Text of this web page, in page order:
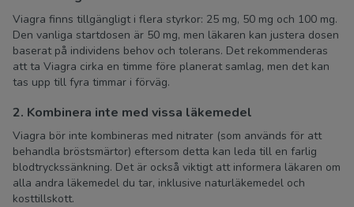
Viagra finns tillgängligt i flera styrkor: 25 mg, 50 mg och 100 mg.
Den vanliga startdosen är 50 mg, men läkaren kan justera dosen
baserat på individens behov och tolerans. Det rekommenderas
att ta Viagra cirka en timme före planerat samlag, men det kan
tas upp till fyra timmar i förväg.
2. Kombinera inte med vissa läkemedel
Viagra bör inte kombineras med nitrater (som används för att
behandla bröstsmärtor) eftersom detta kan leda till en farlig
blodtryckssänkning. Det är också viktigt att informera läkaren om
alla andra läkemedel du tar, inklusive naturläkemedel och
kosttillskott.